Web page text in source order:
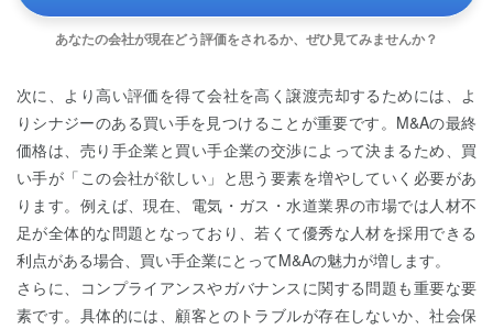
あなたの会社が現在どう評価をされるか、ぜひ見てみませんか？
次に、より高い評価を得て会社を高く譲渡売却するためには、よ
りシナジーのある買い手を見つけることが重要です。M&Aの最終
価格は、売り手企業と買い手企業の交渉によって決まるため、買
い手が「この会社が欲しい」と思う要素を増やしていく必要があ
ります。例えば、現在、電気・ガス・水道業界の市場では人材不
足が全体的な問題となっており、若くて優秀な人材を採用できる
利点がある場合、買い手企業にとってM&Aの魅力が増します。
さらに、コンプライアンスやガバナンスに関する問題も重要な要
素です。具体的には、顧客とのトラブルが存在しないか、社会保